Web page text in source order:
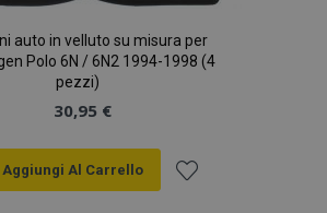
auto in velluto su misura per
Polo 6N / 6N2 1994-1998 (4
pezzi)
30,95 €
Aggiungi Al Carrello